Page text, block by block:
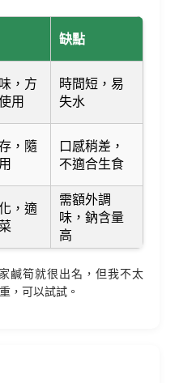
缺點
，方
用
時間短，易
失水
，隨
口感稍差，
不適合生食
，適
需額外調
味，鈉含量
高
鹹筍就很出名，但我不太
，可以試試。